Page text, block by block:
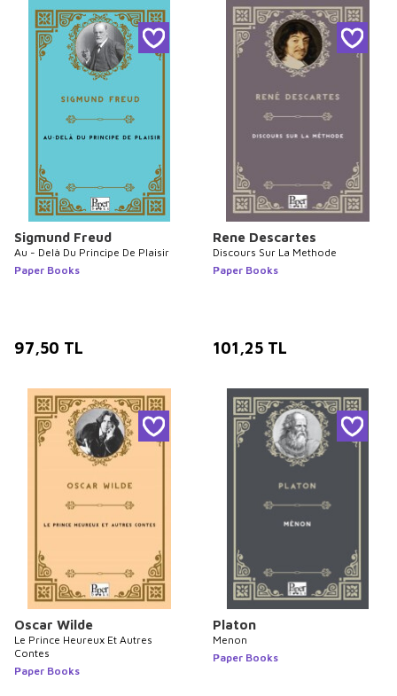
Sigmund Freud
Au - Delà Du Principe De Plaisir
Paper Books
97,50 TL
Rene Descartes
Discours Sur La Methode
Paper Books
101,25 TL
Oscar Wilde
Le Prince Heureux Et Autres
Contes
Paper Books
Platon
Menon
Paper Books